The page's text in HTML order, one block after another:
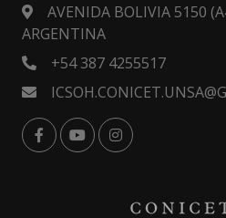
AVENIDA BOLIVIA 5150
ARGENTINA
+54 387 4255517